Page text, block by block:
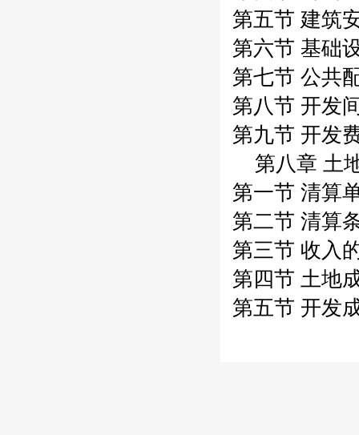
第五节 建筑
第六节 基础
第七节 公共
第八节 开发
第九节 开发
第八章 土
第一节 清算
第二节 清算
第三节 收入
第四节 土地
第五节 开发